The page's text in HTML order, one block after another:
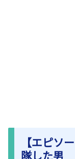
【エピソ
隊した男